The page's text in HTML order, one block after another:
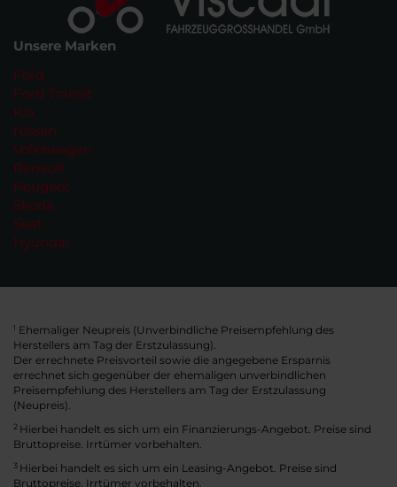
Unsere Marken
Ford
Ford Transit
Kia
Nissan
Volkswagen
Renault
Peugeot
Skoda
Seat
Hyundai
1 Ehemaliger Neupreis (Unverbindliche Preisempfehlung des
Herstellers am Tag der Erstzulassung).
Der errechnete Preisvorteil sowie die angegebene Ersparnis
errechnet sich gegenüber der ehemaligen unverbindlichen
Preisempfehlung des Herstellers am Tag der Erstzulassung
(Neupreis).
2 Hierbei handelt es sich um ein Finanzierungs-Angebot. Preise sind
Bruttopreise. Irrtümer vorbehalten.
3 Hierbei handelt es sich um ein Leasing-Angebot. Preise sind
Bruttopreise. Irrtümer vorbehalten.